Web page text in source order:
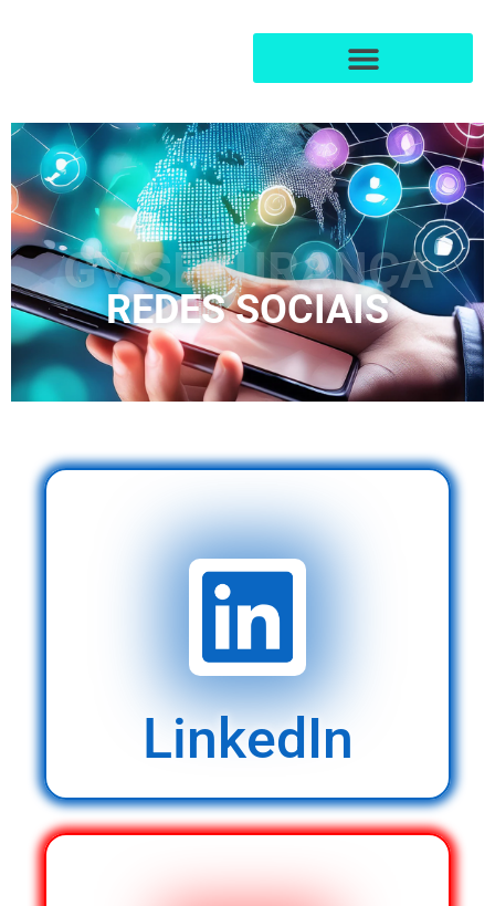
GV SEGURANÇA
REDES SOCIAIS
LinkedIn